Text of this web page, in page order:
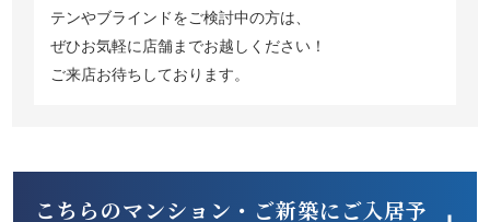
テンやブラインドをご検討中の方は、
ぜひお気軽に店舗までお越しください！
ご来店お待ちしております。
こちらのマンション・ご新築にご入居予